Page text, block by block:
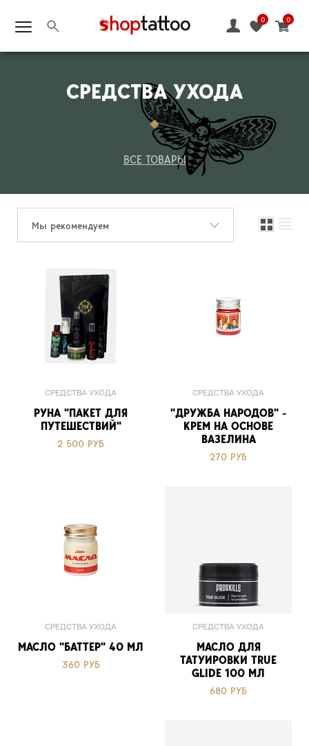
0
0
СРЕДСТВА УХОДА
ВСЕ ТОВАРЫ
Мы рекомендуем
СРЕДСТВА УХОДА
РУНА "ПАКЕТ ДЛЯ
ПУТЕШЕСТВИЙ"
2 500 РУБ
СРЕДСТВА УХОДА
"ДРУЖБА НАРОДОВ" -
КРЕМ НА ОСНОВЕ
ВАЗЕЛИНА
270 РУБ
СРЕДСТВА УХОДА
МАСЛО "БАТТЕР" 40 МЛ
360 РУБ
СРЕДСТВА УХОДА
МАСЛО ДЛЯ
ТАТУИРОВКИ TRUE
GLIDE 100 МЛ
680 РУБ